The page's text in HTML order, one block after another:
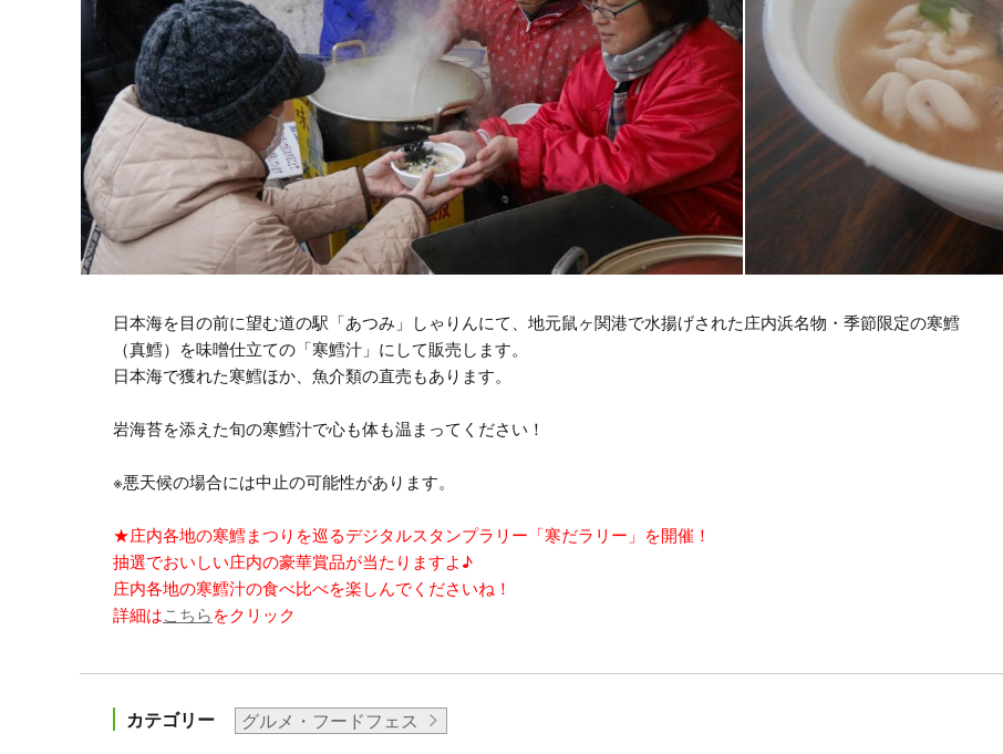
日本海を目の前に望む道の駅「あつみ」しゃりんにて、地元鼠ヶ関港で水揚げされた庄内浜名物・季節限定の寒鱈
（真鱈）を味噌仕立ての「寒鱈汁」にして販売します。
日本海で獲れた寒鱈ほか、魚介類の直売もあります。
岩海苔を添えた旬の寒鱈汁で心も体も温まってください！
※悪天候の場合には中止の可能性があります。
★庄内各地の寒鱈まつりを巡るデジタルスタンプラリー「寒だラリー」を開催！
抽選でおいしい庄内の豪華賞品が当たりますよ♪
庄内各地の寒鱈汁の食べ比べを楽しんでくださいね！
詳細はこちら をクリック
カテゴリー グルメ・フードフェス